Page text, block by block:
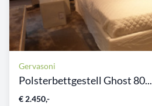
Gervasoni
Polsterbettgestell Ghost 80...
€ 2.450,-